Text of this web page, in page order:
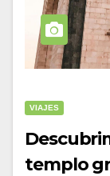
VIAJES
templo